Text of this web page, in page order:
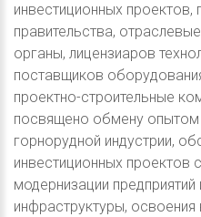
инвестиционных проектов,
правительства,
органы, лицензиаров
поставщиков
проектно-строительные
посвящено обмену
горнорудной индустрии,
инвестиционных проектов
модернизации
инфраструктуры,